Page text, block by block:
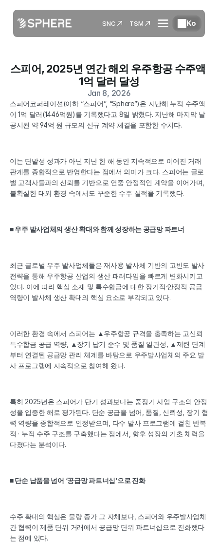
스피어, 2025년 연간 해외 우주항공 수주액
1억 달러 달성
Jan 8, 2026
스피어코퍼레이션(이하 “스피어”, “Sphere”)은 지난해 누적 수주액
이 1억 달러(1446억원)를 기록했다고 8일 밝혔다. 지난해 마지막 날
공시된 약 94억 원 규모의 신규 계약 체결을 포함한 수치다.
이는 단발성 성과가 아닌 지난 한 해 동안 지속적으로 이어진 거래
관계를 종합적으로 반영한다는 점에서 의미가 크다. 스피어는 글로
벌 고객사들과의 신뢰를 기반으로 연중 안정적인 계약을 이어가며,
불확실한 대외 환경 속에서도 꾸준한 수주 실적을 기록했다.
■ 우주 발사업체의 생산 확대와 함께 성장하는 공급망 파트너
최근 글로벌 우주 발사업체들은 재사용 발사체 기반의 고빈도 발사
전략을 통해 우주항공 산업의 생산 패러다임을 빠르게 변화시키고
있다. 이에 따라 핵심 소재 및 특수합금에 대한 장기적·안정적 공급
역량이 발사체 생산 확대의 핵심 요소로 부각되고 있다.
이러한 환경 속에서 스피어는 ▲우주항공 규격을 충족하는 고신뢰
특수합금 공급 역량, ▲장기 납기 준수 및 품질 일관성, ▲제련 단계
부터 연결된 공급망 관리 체계를 바탕으로 우주발사업체의 주요 발
사 프로그램에 지속적으로 참여해 왔다.
특히 2025년은 스피어가 단기 성과보다는 중장기 사업 구조의 안정
성을 입증한 해로 평가된다. 단순 공급을 넘어, 품질, 신뢰성, 장기 협
력 역량을 종합적으로 인정받으며, 다수 발사 프로그램에 걸친 반복
적 · 누적 수주 구조를 구축했다는 점에서, 향후 성장의 기초 체력을
다졌다는 분석이다.
■ 단순 납품을 넘어 ‘공급망 파트너십’으로 진화
수주 확대의 핵심은 물량 증가 그 자체보다, 스피어와 우주발사업체
간 협력이 제품 단위 거래에서 공급망 단위 파트너십으로 진화했다
는 점에 있다.
SNC TSM Ko